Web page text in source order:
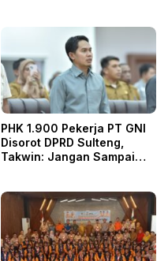
PHK 1.900 Pekerja PT GNI
Disorot DPRD Sulteng,
Takwin: Jangan Sampai